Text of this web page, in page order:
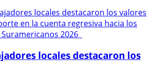
locales destacaron los